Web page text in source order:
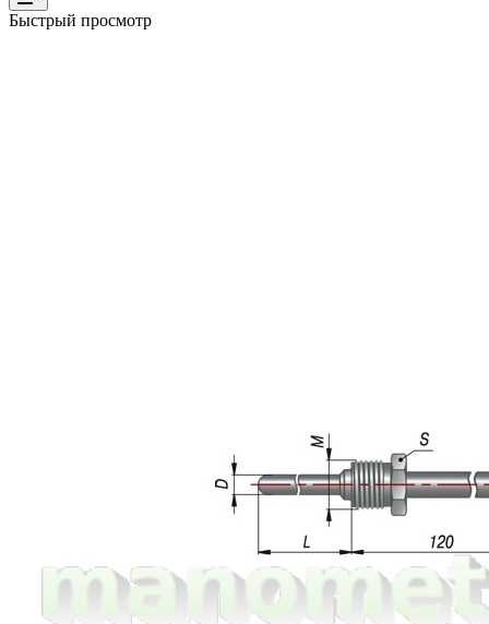
Быстрый просмотр